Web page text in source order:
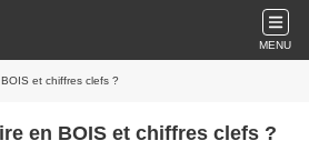
MENU
et chiffres clefs ?
en BOIS et chiffres clefs ?